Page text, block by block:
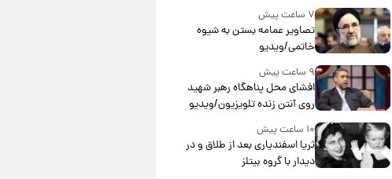
۷ ساعت پیش
تصاویر عمامه بستن به شیوه
خاتمی/ویدیو
۹ ساعت پیش
افشای محل پناهگاه‌ رهبر شهید
روی آنتن زنده تلویزیون/ویدیو
۱۰ ساعت پیش
ثریا اسفندیاری بعد از طلاق و در
دیدار با گروه بیتلز